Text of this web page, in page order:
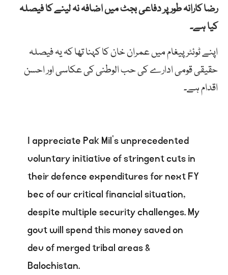
رضا کارانہ طور پر دفاعی بجٹ میں اضافہ نہ لینے کا فیصلہ
کیا ہے۔
اپنے ٹوئٹر پیغام میں عمران خان کا کہنا تھا کہ یہ فیصلہ
حقیقی قومی ادارے کی حب الوطنی کی عکاسی اور احسن
اقدام ہے۔
I appreciate Pak Mil’s unprecedented
voluntary initiative of stringent cuts in
their defence expenditures for next FY
bec of our critical financial situation,
despite multiple security challenges. My
govt will spend this money saved on
dev of merged tribal areas &
Balochistan.